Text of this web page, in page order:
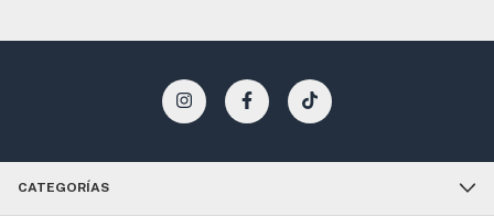
Capacidad mín./máx. de sujeción del portabrocas 10 mm
Tensión de la batería 12 V
Tiempo de carga, aprox. 35 min
Ø de perforación máx. en acero 10 mm
Ø máx. de los tornillos 7 mm
CATEGORÍAS